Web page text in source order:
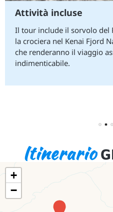
Attività incluse
Il tour include il sorvolo del
la crociera nel Kenai Fjord
che renderanno il viaggio
indimenticabile.
5
Itinerario
+
−